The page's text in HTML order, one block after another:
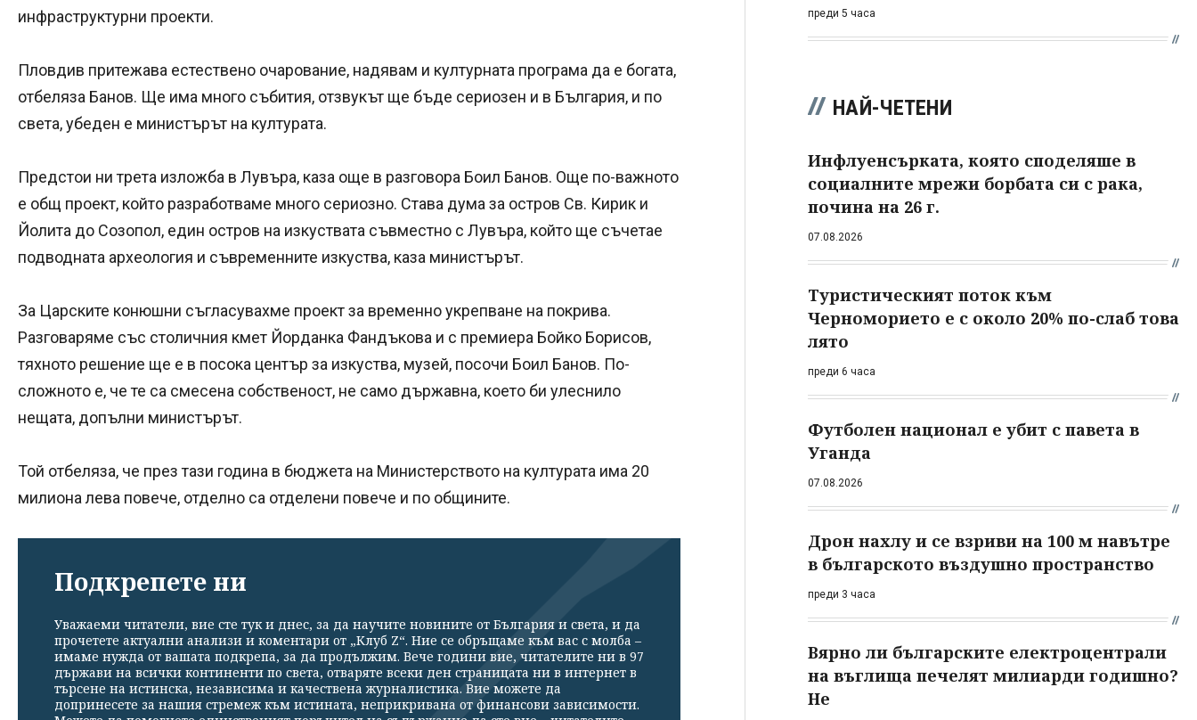
инфраструктурни проекти.
Пловдив притежава естествено очарование, надявам и културната програма да е богата,
отбеляза Банов. Ще има много събития, отзвукът ще бъде сериозен и в България, и по
света, убеден е министърът на културата.
Предстои ни трета изложба в Лувъра, каза още в разговора Боил Банов. Още по-важното
е общ проект, който разработваме много сериозно. Става дума за остров Св. Кирик и
Йолита до Созопол, един остров на изкуствата съвместно с Лувъра, който ще съчетае
подводната археология и съвременните изкуства, каза министърът.
За Царските конюшни съгласувахме проект за временно укрепване на покрива.
Разговаряме със столичния кмет Йорданка Фандъкова и с премиера Бойко Борисов,
тяхното решение ще е в посока център за изкуства, музей, посочи Боил Банов. По-
сложното е, че те са смесена собственост, не само държавна, което би улеснило
нещата, допълни министърът.
Той отбеляза, че през тази година в бюджета на Министерството на културата има 20
милиона лева повече, отделно са отделени повече и по общините.
Подкрепете ни
Уважаеми читатели, вие сте тук и днес, за да научите новините от България и света, и да
прочетете актуални анализи и коментари от „Клуб Z“. Ние се обръщаме към вас с молба –
имаме нужда от вашата подкрепа, за да продължим. Вече години вие, читателите ни в 97
държави на всички континенти по света, отваряте всеки ден страницата ни в интернет в
търсене на истинска, независима и качествена журналистика. Вие можете да
допринесете за нашия стремеж към истината, неприкривана от финансови зависимости.
преди 5 часа
НАЙ-ЧЕТЕНИ
Инфлуенсърката, която споделяше в
социалните мрежи борбата си с рака,
почина на 26 г.
07.08.2026
Туристическият поток към
Черноморието е с около 20% по-слаб това
лято
преди 6 часа
Футболен национал е убит с павета в
Уганда
07.08.2026
Дрон нахлу и се взриви на 100 м навътре
в българското въздушно пространство
преди 3 часа
Вярно ли българските електроцентрали
на въглища печелят милиарди годишно?
Не